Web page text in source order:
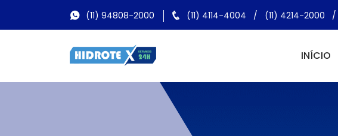
(11) 94808-2000 (11) 4114-4004 / (11) 4214-2000 /
INÍCIO